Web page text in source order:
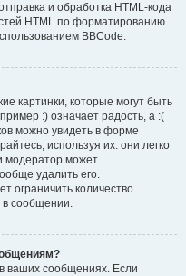
и обработка HTML-кода
HTML по форматированию
BBCode.
картинки, которые могут быть
:) означает радость, а :(
можно увидеть в форме
используя их: они легко
модератор может
удалить его.
ограничить количество
в сообщении.
ваших сообщениях. Если